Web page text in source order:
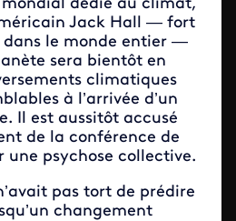
mondial dédié au climat,
Jack Hall — fort
dans le monde entier —
sera bientôt en
climatiques
à l’arrivée d’un
Il est aussitôt accusé
de la conférence de
une psychose collective.
pas tort de prédire
changement